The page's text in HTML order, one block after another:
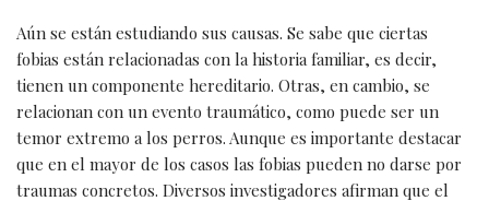
Aún se están estudiando sus causas. Se sabe que ciertas
fobias están relacionadas con la historia fami­liar, es decir,
tienen un componente hereditario. Otras, en cambio, se
relacionan con un evento traumático, como puede ser un
temor extremo a los perros. Aunque es importante destacar
que en el mayor de los casos las fobias pueden no darse por
traumas concretos. Diversos investigadores afirman que el